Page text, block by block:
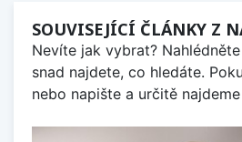
SOUVISEJÍCÍ ČLÁNKY Z
Nevíte jak vybrat?
snad najdete, co hledáte.
nebo napište a určitě